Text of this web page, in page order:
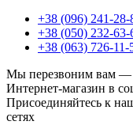
+38 (096) 241-28-
+38 (050) 232-63-
+38 (063) 726-11-
Мы перезвоним вам —
Интернет-магазин в
Присоединяйтесь к
сетях